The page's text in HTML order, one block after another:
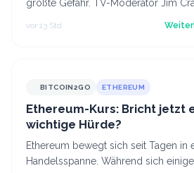
größte Gefahr. TV-Moderator Jim
Konsequenzen – eine sinnvolle
vor 13 Std.
BITCOIN2GO ETHEREUM
Ethereum-Kurs: Bricht jetzt
wichtige Hürde?
Ethereum bewegt sich seit Tagen in
Handelsspanne. Während sich